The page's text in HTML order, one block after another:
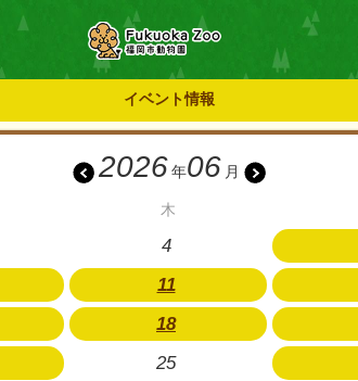
イベント情報
2026 年06 月
木
4
11
18
25